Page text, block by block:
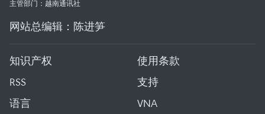
主管部门：越南通讯社
网站总编辑：陈进笋
知识产权
使用条款
RSS
支持
语言
VNA